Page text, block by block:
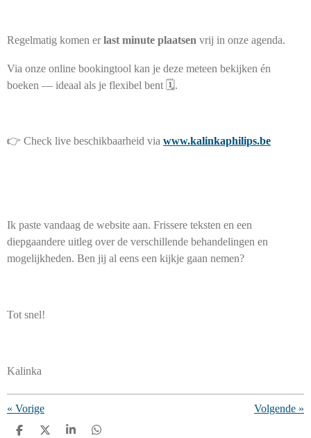
Regelmatig komen erlast minute plaatsen vrij in onze agenda.
Via onze online bookingtool kan je deze meteen bekijken én
boeken — ideaal als je flexibel bent 🗓️.
👉 Check live beschikbaarheid via www.kalinkaphilips.be
Ik paste vandaag de website aan. Frissere teksten en een
diepgaandere uitleg over de verschillende behandelingen en
mogelijkheden. Ben jij al eens een kijkje gaan nemen?
Tot snel!
Kalinka
« Vorige Volgende »
D D S D